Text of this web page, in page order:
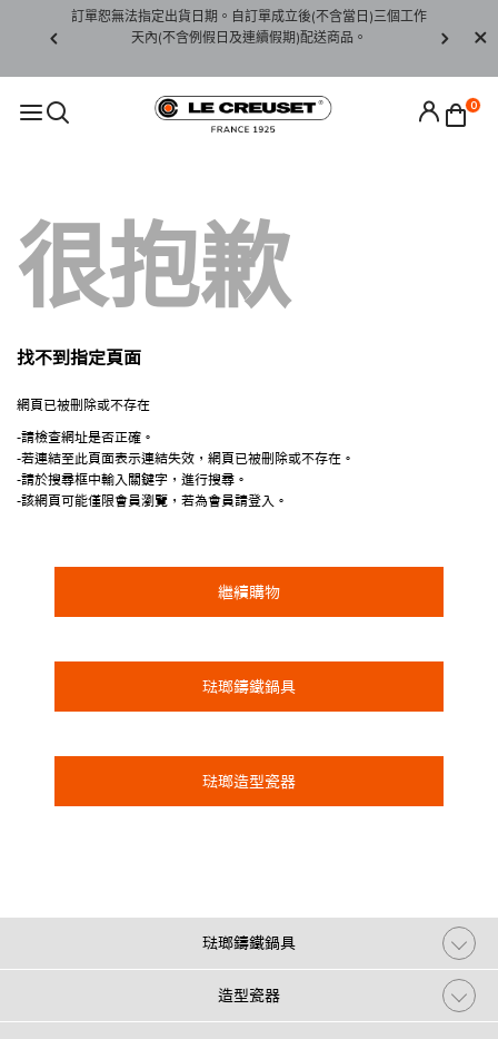
下水)，若
訂單恕無法指定出貨日期。自訂單成立後(不含當日)三個工作
天內(不含例假日及連續假期)配送商品。
請至
0
很抱歉
找不到指定頁面
網頁已被刪除或不存在
-請檢查網址是否正確。
-若連結至此頁面表示連結失效，網頁已被刪除或不存在。
-請於搜尋框中輸入關鍵字，進行搜尋。
-該網頁可能僅限會員瀏覽，若為會員請登入。
繼續購物
琺瑯鑄鐵鍋具
琺瑯造型瓷器
琺瑯鑄鐵鍋具
造型瓷器